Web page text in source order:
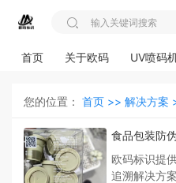
首页 关于欧码 UV喷码
您的位置： 首页 >> 解决方案
食品包装防
欧码标识提
追溯解决方